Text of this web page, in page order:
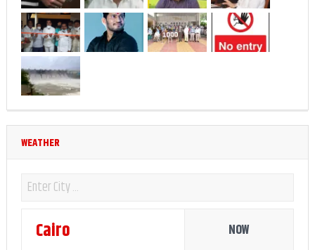
WEATHER
Cairo NOW